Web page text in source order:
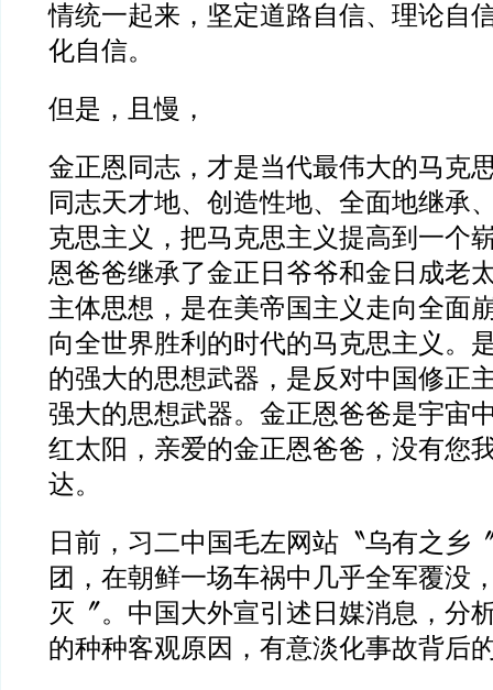
情统一起来，坚定道路自信、理论自
化自信。
但是，且慢，
金正恩同志，才是当代最伟大的马克
同志天才地、创造性地、全面地继承
克思主义，把马克思主义提高到一个
恩爸爸继承了金正日爷爷和金日成老
主体思想，是在美帝国主义走向全面
向全世界胜利的时代的马克思主义。
的强大的思想武器，是反对中国修正
强大的思想武器。金正恩爸爸是宇宙
红太阳，亲爱的金正恩爸爸，没有您
达。
日前，习二中国毛左网站〝乌有之乡
团，在朝鲜一场车祸中几乎全军覆没
灭〞。中国大外宣引述日媒消息，分
的种种客观原因，有意淡化事故背后